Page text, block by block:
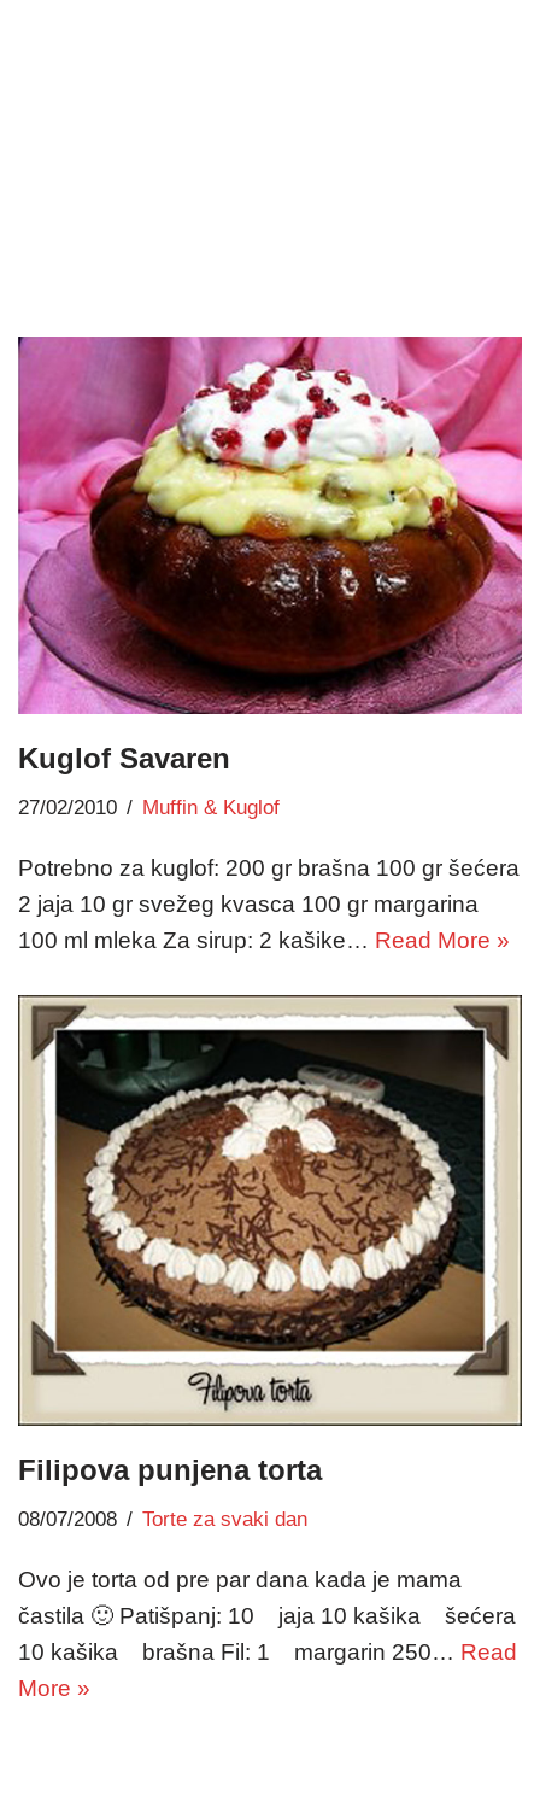
Kuglof Savaren
27/02/2010 Muffin & Kuglof
Potrebno za kuglof: 200 gr brašna 100 gr šećera
2 jaja 10 gr svežeg kvasca 100 gr margarina
100 ml mleka Za sirup: 2 kašike… Read More »
Filipova punjena torta
08/07/2008 Torte za svaki dan
Ovo je torta od pre par dana kada je mama
častila 🙂 Patišpanj: 10 jaja 10 kašika šećera
10 kašika brašna Fil: 1 margarin 250… Read
More »